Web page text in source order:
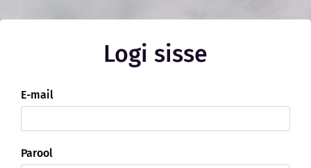
Logi sisse
E-mail
Parool